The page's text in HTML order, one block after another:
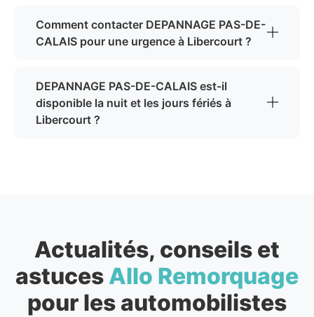
Comment contacter DEPANNAGE PAS-DE-
CALAIS pour une urgence à Libercourt ?
DEPANNAGE PAS-DE-CALAIS est-il
disponible la nuit et les jours fériés à
Libercourt ?
Actualités, conseils et
astuces Allo Remorquage
pour les automobilistes